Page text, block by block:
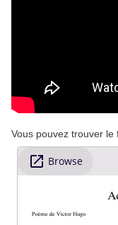
Vous pouvez trouver